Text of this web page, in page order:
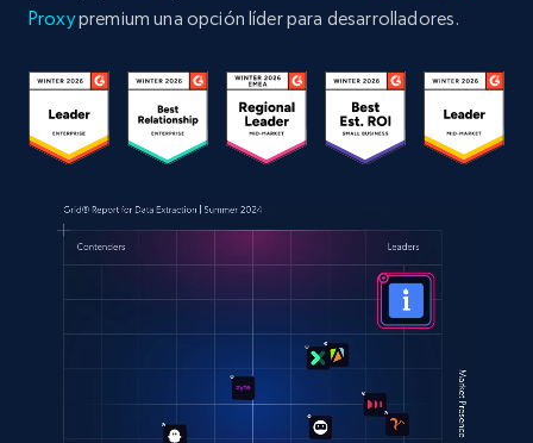
Proxypremium una opción líder para desarrolladores.